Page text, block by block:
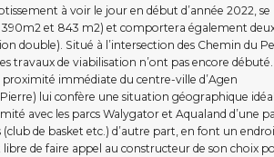
à voir le jour en début d’année 2022, se
390m2 et 843 m2) et comportera également
double). Situé à l’intersection des Chemin du
travaux de viabilisation n’ont pas encore débuté.
immédiate du centre-ville d’Agen
lui confère une situation géographique
avec les parcs Walygator et Aqualand d’une
de basket etc.) d’autre part, en font un
de faire appel au constructeur de son choix